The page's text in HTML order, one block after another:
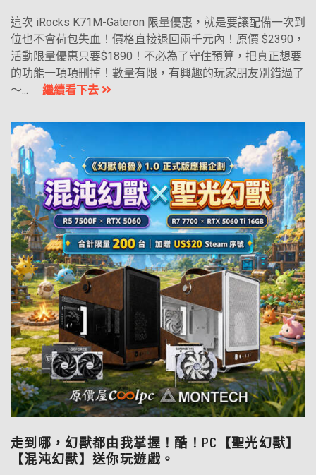
這次 iRocks K71M-Gateron 限量優惠，就是要讓配備一次到
位也不會荷包失血！價格直接退回兩千元內！原價 $2390，
活動限量優惠只要$1890！不必為了守住預算，把真正想要
的功能一項項刪掉！數量有限，有興趣的玩家朋友別錯過了
～... 繼續看下去
走到哪，幻獸都由我掌握！酷！PC【聖光幻獸】
【混沌幻獸】送你玩遊戲。